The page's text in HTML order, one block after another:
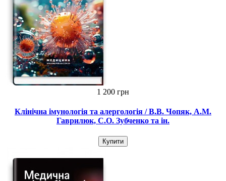
1 200 грн
Клінічна імунологія та алергологія / В.В. Чопяк, А.М.
Гаврилюк, С.О. Зубченко та ін.
Купити